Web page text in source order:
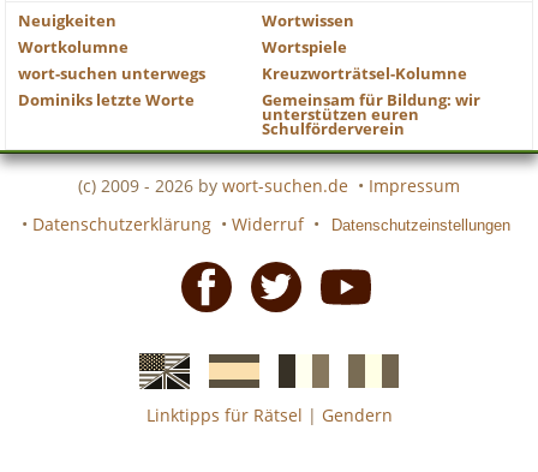
Neuigkeiten
Wortwissen
Wortkolumne
Wortspiele
wort-suchen unterwegs
Kreuzworträtsel-Kolumne
Dominiks letzte Worte
Gemeinsam für Bildung: wir
unterstützen euren
Schulförderverein
(c) 2009 - 2026 by wort-suchen.de • Impressum
• Datenschutzerklärung • Widerruf • Datenschutzeinstellungen
EnglischeSpanischefranzösicheitalienische
Linktipps für Rätsel | Gendern